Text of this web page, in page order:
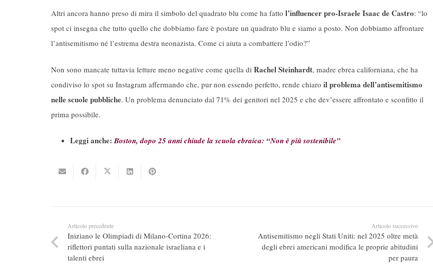
Altri ancora hanno preso di mira il simbolo del quadrato blu come ha fatto l’influencer pro-Israele Isaac de Castro: “lo
spot ci insegna che tutto quello che dobbiamo fare è postare un quadrato blu e siamo a posto. Non dobbiamo affrontare
l’antisemitismo né l’estrema destra neonazista. Come ci aiuta a combattere l’odio?”
Non sono mancate tuttavia letture meno negative come quella di Rachel Steinhardt, madre ebrea californiana, che ha
condiviso lo spot su Instagram affermando che, pur non essendo perfetto, rende chiaro il problema dell’antisemitismo
nelle scuole pubbliche. Un problema denunciato dal 71% dei genitori nel 2025 e che dev’essere affrontato e sconfitto il
prima possibile.
Leggi anche:Boston, dopo 25 anni chiude la scuola ebraica: “Non è più sostenibile”
Articolo precedente
Iniziano le Olimpiadi di Milano-Cortina 2026:
riflettori puntati sulla nazionale israeliana e i
talenti ebrei
Articolo successivo
Antisemitismo negli Stati Uniti: nel 2025 oltre metà
degli ebrei americani modifica le proprie abitudini
per paura